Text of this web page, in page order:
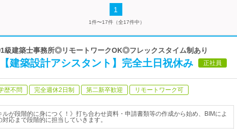
1
1件〜17件（全17件中）
級建築士事務所◎リモートワークOK◎フレックスタイム制あり
建築設計アシスタント】完全土日祝休み 正社員
歴不問 完全週休2日制 第二新卒歓迎 リモートワーク可
ルが段階的に身につく！》打ち合わせ資料・申請書類等の作成から始め、BIMによ
応まで段階的に担当していきます。